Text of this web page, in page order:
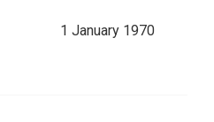
1 January 1970